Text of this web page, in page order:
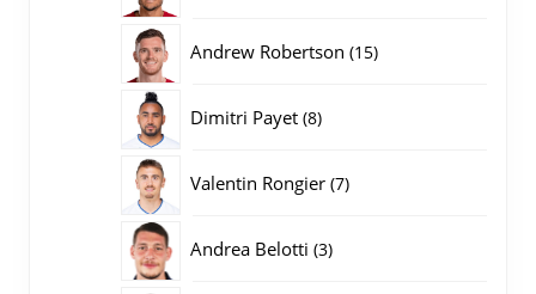
Andrew Robertson 1515
Dimitri Payet 88
Valentin Rongier 77
Andrea Belotti 33